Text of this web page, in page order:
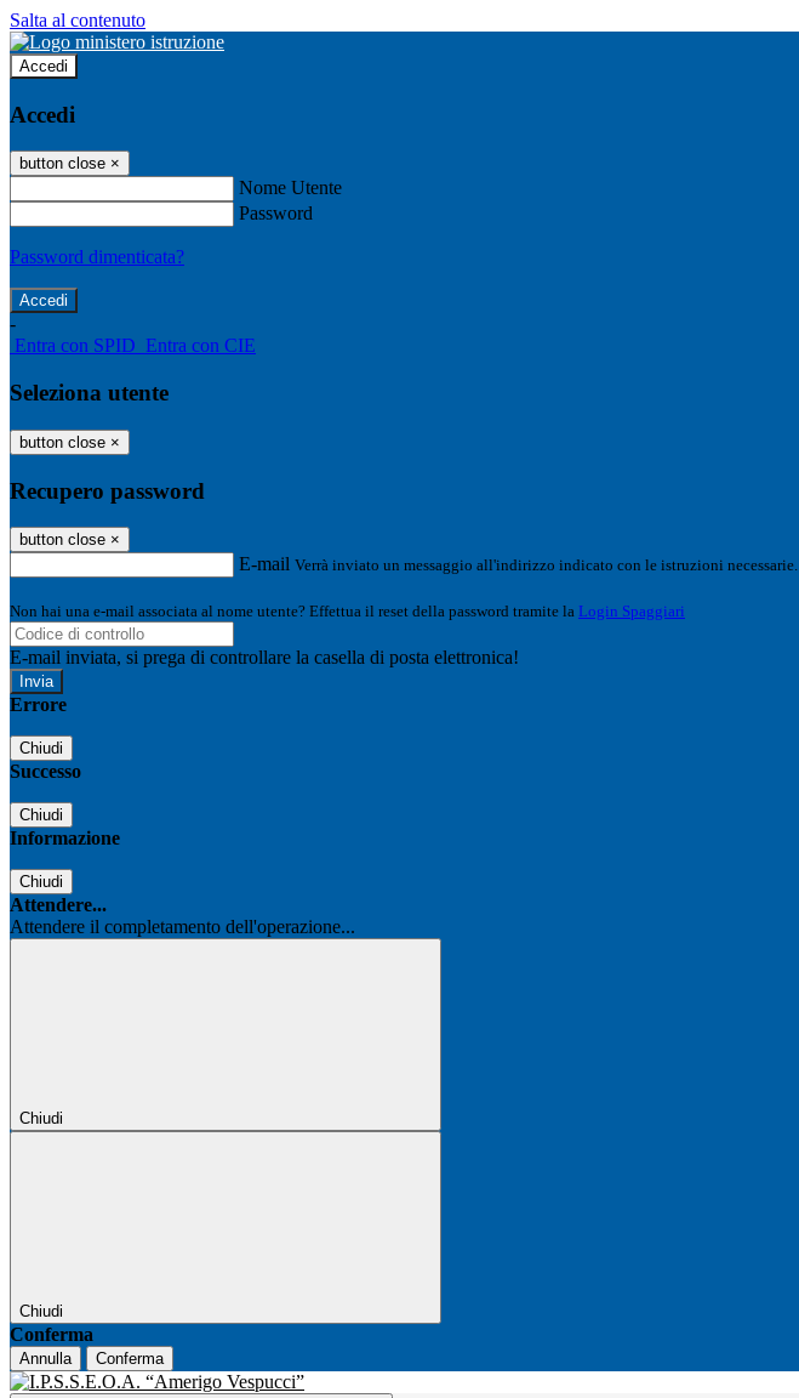
Salta al contenuto
Accedi
Accedi
button close ×
Nome Utente
Password
Password dimenticata?
-
Entra con SPID Entra con CIE
Seleziona utente
button close ×
Recupero password
button close ×
E-mail Verrà inviato un messaggio all'indirizzo indicato con le istruzioni necessarie.
Non hai una e-mail associata al nome utente? Effettua il reset della password tramite la Login Spaggiari
E-mail inviata, si prega di controllare la casella di posta elettronica!
Errore
Chiudi
Successo
Chiudi
Informazione
Chiudi
Attendere...
Attendere il completamento dell'operazione...
Chiudi
Chiudi
Conferma
Annulla Conferma